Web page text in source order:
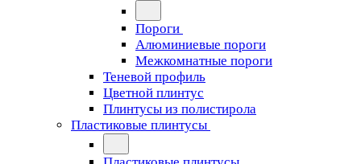
Пороги
Алюминиевые пороги
Межкомнатные пороги
Теневой профиль
Цветной плинтус
Плинтусы из полистирола
Пластиковые плинтусы